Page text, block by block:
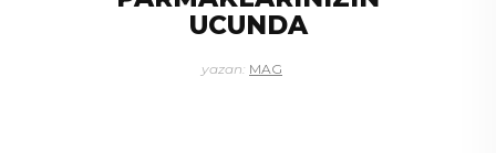
UCUNDA
yazan: MAG